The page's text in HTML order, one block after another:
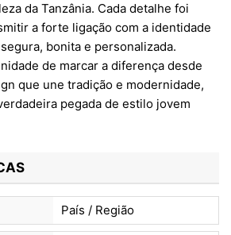
da Tanzânia. Cada detalhe foi
a forte ligação com a identidade
bonita e personalizada.
de marcar a diferença desde
que une tradição e modernidade,
pegada de estilo jovem
País / Região